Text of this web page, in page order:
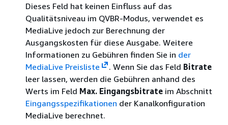
Dieses Feld hat keinen Einfluss auf das
Qualitätsniveau im QVBR-Modus, verwendet es
MediaLive jedoch zur Berechnung der
Ausgangskosten für diese Ausgabe. Weitere
Informationen zu Gebühren finden Sie in der
MediaLive Preisliste
. Wenn Sie das Feld Bitrate
leer lassen, werden die Gebühren anhand des
Werts im Feld Max. Eingangsbitrate im Abschnitt
Eingangsspezifikationen der Kanalkonfiguration
MediaLive berechnet.